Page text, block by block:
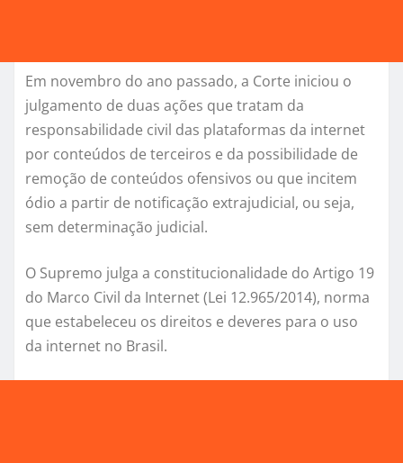
Em novembro do ano passado, a Corte iniciou o
julgamento de duas ações que tratam da
responsabilidade civil das plataformas da internet
por conteúdos de terceiros e da possibilidade de
remoção de conteúdos ofensivos ou que incitem
ódio a partir de notificação extrajudicial, ou seja,
sem determinação judicial.
O Supremo julga a constitucionalidade do Artigo 19
do Marco Civil da Internet (Lei 12.965/2014), norma
que estabeleceu os direitos e deveres para o uso
da internet no Brasil.